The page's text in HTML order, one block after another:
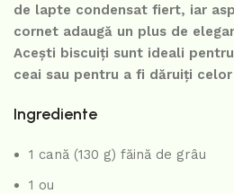
de lapte condensat fiert, iar
cornet adaugă un plus de
Acești biscuiți sunt ideali
ceai sau pentru a fi dăruiți celor
Ingrediente
1 cană (130 g) făină de grâu
1 ou